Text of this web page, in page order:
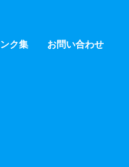
ク集 お問い合わせ